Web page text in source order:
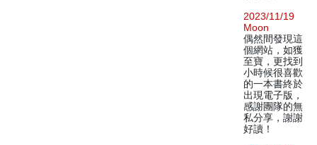
2023/11/19
Moon
偶然間發現這
個網站，如獲
至寶，更找到
小時候很喜歡
的一本書終於
出現電子版，
感謝團隊的無
私分享，謝謝
好讀！